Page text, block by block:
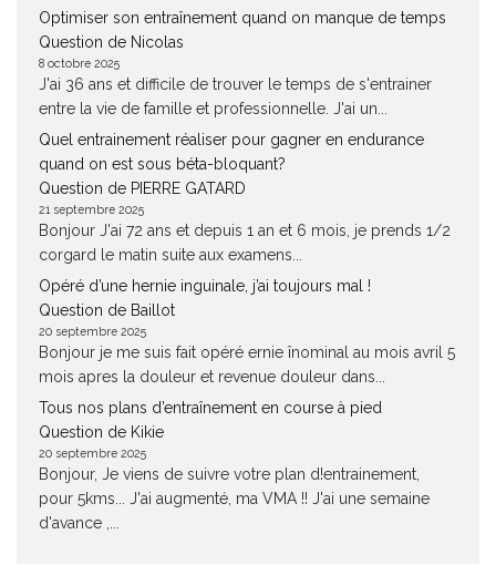
Optimiser son entraînement quand on manque de temps
Question de Nicolas
8 octobre 2025
J'ai 36 ans et difficile de trouver le temps de s'entrainer
entre la vie de famille et professionnelle. J'ai un...
Quel entrainement réaliser pour gagner en endurance
quand on est sous béta-bloquant?
Question de PIERRE GATARD
21 septembre 2025
Bonjour J'ai 72 ans et depuis 1 an et 6 mois, je prends 1/2
corgard le matin suite aux examens...
Opéré d’une hernie inguinale, j’ai toujours mal !
Question de Baillot
20 septembre 2025
Bonjour je me suis fait opéré ernie înominal au mois avril 5
mois apres la douleur et revenue douleur dans...
Tous nos plans d’entraînement en course à pied
Question de Kikie
20 septembre 2025
Bonjour, Je viens de suivre votre plan d!entrainement,
pour 5kms... J'ai augmenté, ma VMA !! J'ai une semaine
d'avance ,...